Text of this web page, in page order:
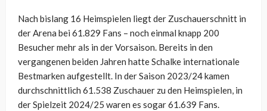
Nach bislang 16 Heimspielen liegt der Zuschauerschnitt in
der Arena bei 61.829 Fans – noch einmal knapp 200
Besucher mehr als in der Vorsaison. Bereits in den
vergangenen beiden Jahren hatte Schalke internationale
Bestmarken aufgestellt. In der Saison 2023/24 kamen
durchschnittlich 61.538 Zuschauer zu den Heimspielen, in
der Spielzeit 2024/25 waren es sogar 61.639 Fans.